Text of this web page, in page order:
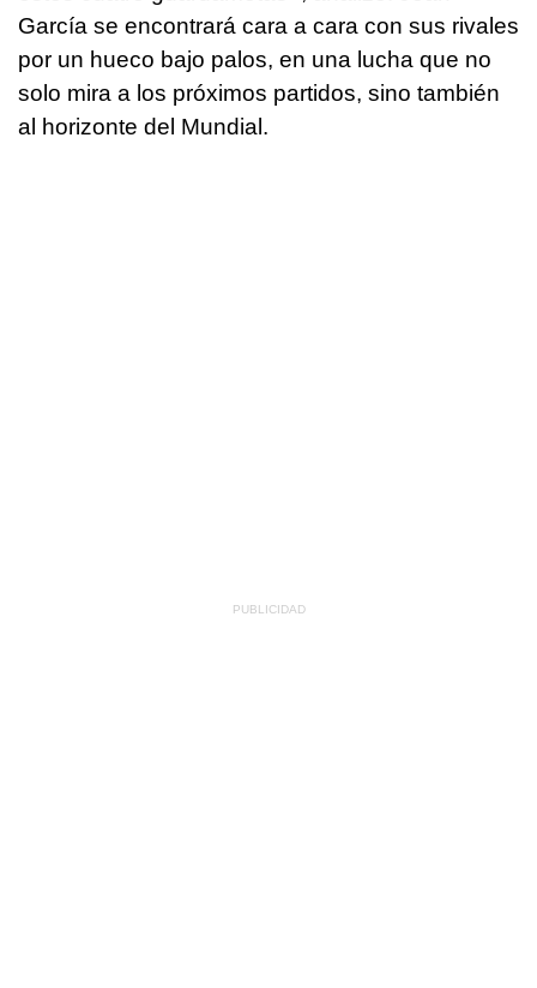
García se encontrará cara a cara con sus rivales
por un hueco bajo palos, en una lucha que no
solo mira a los próximos partidos, sino también
al horizonte del Mundial.